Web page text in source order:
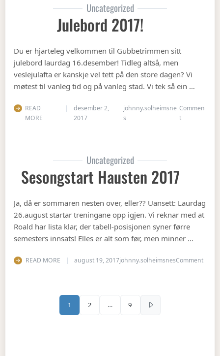
Uncategorized
Julebord 2017!
Du er hjarteleg velkommen til Gubbetrimmen sitt
julebord laurdag 16.desember! Tidleg altså, men
veslejulafta er kanskje vel tett på den store dagen? Vi
møtest til vanleg tid og på vanleg stad. Vi tek så ein …
READ
MORE
desember 2,
2017
johnny.solheimsne
s
Commen
ton Julebord
Uncategorized
Sesongstart Hausten 2017
Ja, då er sommaren nesten over, eller?? Uansett: Laurdag
26.august startar treningane opp igjen. Vi reknar med at
Roald har lista klar, der tabell-posisjonen syner førre
semesters innsats! Elles er alt som før, men minner …
READ MORE august 19, 2017johnny.solheimsnesCommenton
Sidepaginering
1 2 … 9